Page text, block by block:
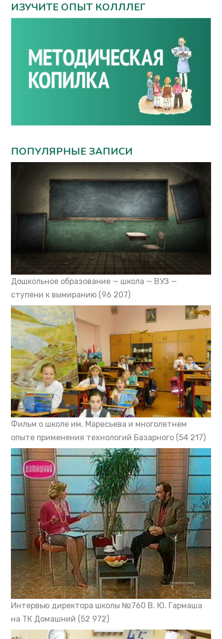
ИЗУЧИТЕ ОПЫТ КОЛЛЛЕГ
ПОПУЛЯРНЫЕ ЗАПИСИ
Дошкольное образование — школа — ВУЗ —
ступени к вымиранию (96 207)
Фильм о школе им. Маресьева и многолетнем
опыте применения технологий Базарного (54 217)
Интервью директора школы №760 В. Ю. Гармаша
на ТК Домашний (52 972)